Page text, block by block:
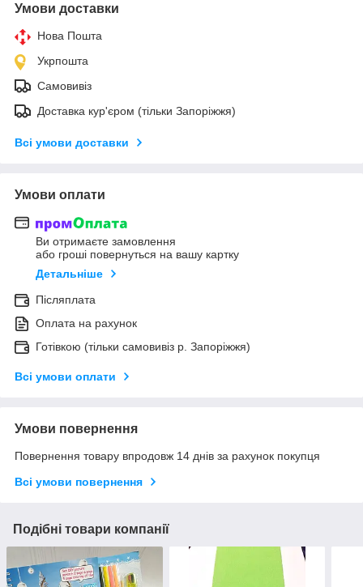
Умови доставки
Нова Пошта
Укрпошта
Самовивіз
Доставка кур'єром (тільки Запоріжжя)
Всі умови доставки
Умови оплати
Ви отримаєте замовлення
або гроші повернуться на вашу картку
Детальніше
Післяплата
Оплата на рахунок
Готівкою (тільки самовивіз р. Запоріжжя)
Всі умови оплати
Умови повернення
Повернення товару впродовж 14 днів за рахунок покупця
Всі умови повернення
Подібні товари компанії